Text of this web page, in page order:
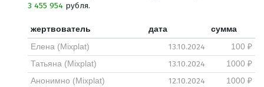
3 455 954 рубля.
жертвователь дата
сумма
Елена (Mixplat)
13.10.2024
100 ₽
Татьяна (Mixplat)
13.10.2024
1000 ₽
Анонимно (Mixplat)
12.10.2024
1000 ₽